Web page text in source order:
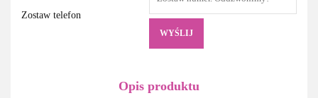
Zostaw telefon
WYŚLIJ
Opis produktu